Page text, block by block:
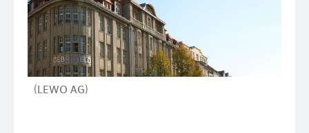
(LEWO AG)